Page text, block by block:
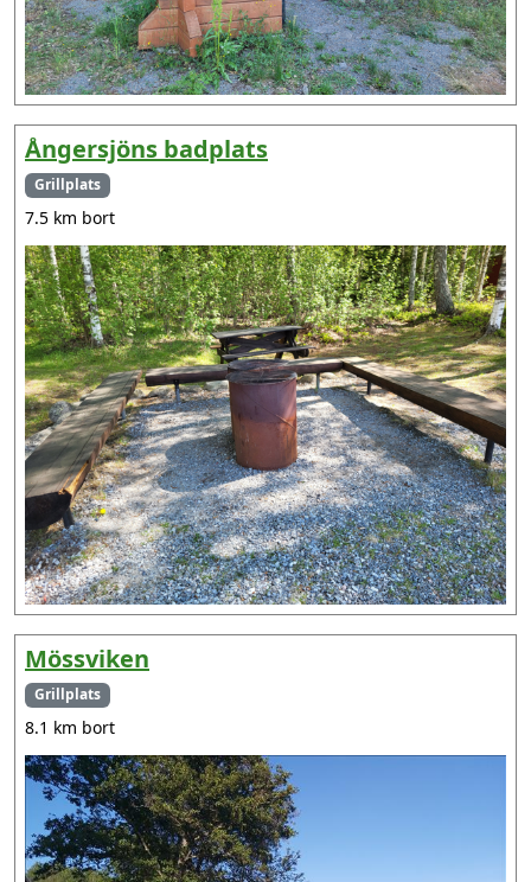
Ångersjöns badplats
Grillplats
7.5 km bort
Mössviken
Grillplats
8.1 km bort